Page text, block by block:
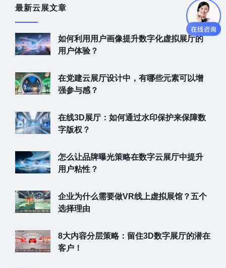
最新云展文章
如何利用用户画像提升数字化虚拟展厅的
用户体验？
在党建云展厅设计中，有哪些元素可以增
强参与感？
在线3D展厅：如何通过水印保护来保障数
字版权？
怎么让品牌曝光策略在数字云展厅中提升
用户粘性？
企业为什么需要做VR线上虚拟展馆？五个
选择理由
8大内容分层策略：留住3D数字展厅的潜在
客户！